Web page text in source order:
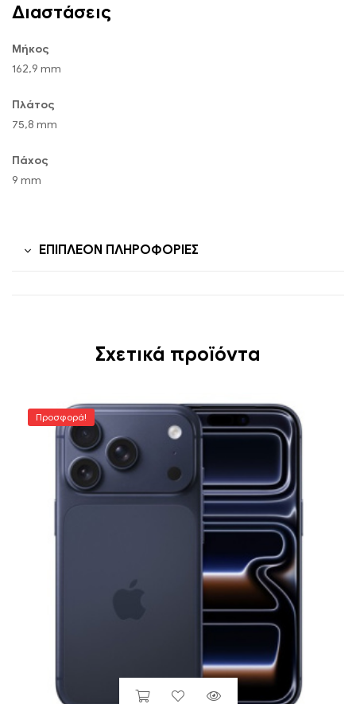
Διαστάσεις
Μήκος
162,9 mm
Πλάτος
75,8 mm
Πάχος
9 mm
ΕΠΙΠΛΈΟΝ ΠΛΗΡΟΦΟΡΊΕΣ
Σχετικά προϊόντα
Προσφορά!